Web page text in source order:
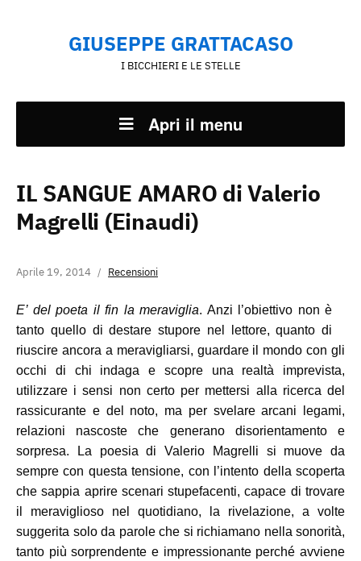
GIUSEPPE GRATTACASO
I BICCHIERI E LE STELLE
Apri il menu
IL SANGUE AMARO di Valerio
Magrelli (Einaudi)
Aprile 19, 2014 Recensioni
E’ del poeta il fin la meraviglia. Anzi l’obiettivo non è
tanto quello di destare stupore nel lettore, quanto di
riuscire ancora a meravigliarsi, guardare il mondo con gli
occhi di chi indaga e scopre una realtà imprevista,
utilizzare i sensi non certo per mettersi alla ricerca del
rassicurante e del noto, ma per svelare arcani legami,
relazioni nascoste che generano disorientamento e
sorpresa. La poesia di Valerio Magrelli si muove da
sempre con questa tensione, con l’intento della scoperta
che sappia aprire scenari stupefacenti, capace di trovare
il meraviglioso nel quotidiano, la rivelazione, a volte
suggerita solo da parole che si richiamano nella sonorità,
tanto più sorprendente e impressionante perché avviene